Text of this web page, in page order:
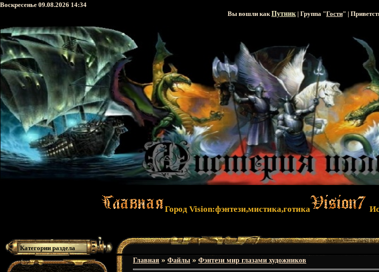
Воскресенье 09.08.2026 14:34
Вы вошли какПутник | Группа "Гости" |
Город Vision:фэнтези,мистика,готика
Категории раздела
Главная » Файлы » Фэнтези мир глазами художников